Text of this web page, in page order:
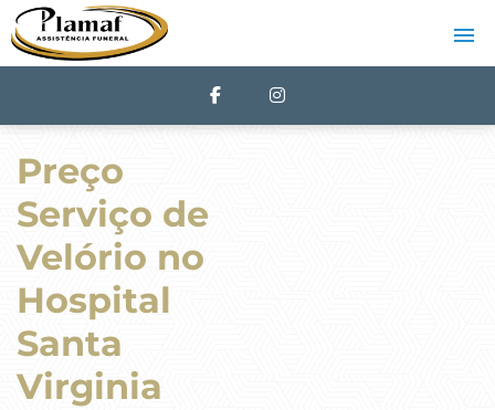
Preço
Serviço de
Velório no
Hospital
Santa
Virginia